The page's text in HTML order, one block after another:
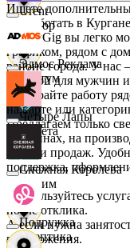
Авиор
Альтум
Аркета
Архим
Асептика
Urent
Эдмос Реклама
Четыре Лапы
Снежная Королева
Подружка
Ищете
подработать в
На MyGig вы легко
графиком, рядом с
районе города. У нас
оплатой для мужчин
Выбирайте работу
на карте или
Предлагаем только
магазинах, на
услуг и продаж.
поддержка,
Воспользуйтесь
после отклика.
А если нужна
предложения.